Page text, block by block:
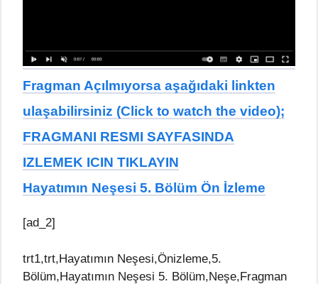
Fragman Açılmıyorsa aşağıdaki linkten
ulaşabilirsiniz (Click to watch the video);
FRAGMANI RESMI SAYFASINDA
IZLEMEK ICIN TIKLAYIN
Hayatımın Neşesi 5. Bölüm Ön İzleme
[ad_2]
trt1,trt,Hayatımın Neşesi,Önizleme,5.
Bölüm,Hayatımın Neşesi 5. Bölüm,Neşe,Fragman